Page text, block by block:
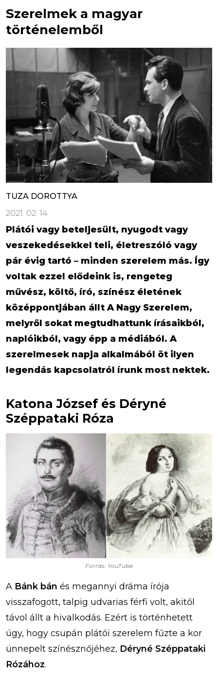
Szerelmek a magyar
történelemből
TUZA DOROTTYA
2021. 02. 14.
Plátói vagy beteljesült, nyugodt vagy
veszekedésekkel teli, életreszóló vagy
pár évig tartó – minden szerelem más. Így
voltak ezzel elődeink is, rengeteg
művész, költő, író, színész életének
középpontjában állt A Nagy Szerelem,
melyről sokat megtudhattunk írásaikból,
naplóikból, vagy épp a médiából. A
szerelmesek napja alkalmából öt ilyen
legendás kapcsolatról írunk most nektek.
Katona József és Déryné
Széppataki Róza
Forrás: YouTube
A Bánk bán és megannyi dráma írója
visszafogott, talpig udvarias férfi volt, akitől
távol állt a hivalkodás. Ezért is történhetett
úgy, hogy csupán plátói szerelem fűzte a kor
ünnepelt színésznőjéhez, Déryné Széppataki
Rózához.